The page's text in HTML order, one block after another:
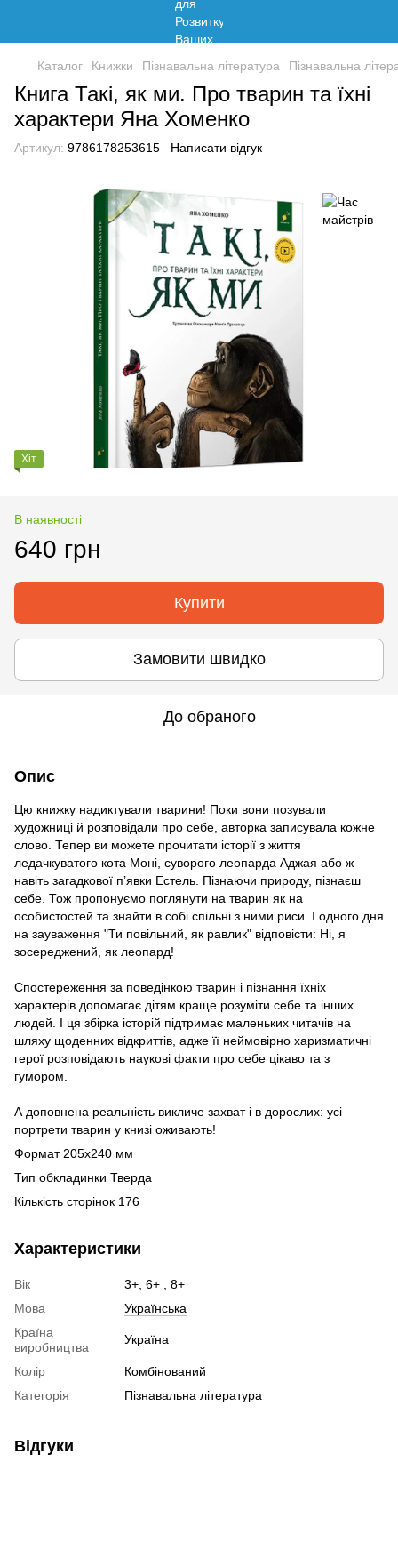
Каталог Книжки Пізнавальна література Пізнавальна
Книга Такі, як ми. Про тварин та їхні
характери Яна Хоменко
Артикул: 9786178253615 Написати відгук
Хіт
В наявності
640 грн
Купити
Замовити швидко
До обраного
Опис
Цю книжку надиктували тварини! Поки вони позували
художниці й розповідали про себе, авторка записувала кожне
слово. Тепер ви можете прочитати історії з життя
ледачкуватого кота Моні, суворого леопарда Аджая або ж
навіть загадкової п’явки Естель. Пізнаючи природу, пізнаєш
себе. Тож пропонуємо поглянути на тварин як на
особистостей та знайти в собі спільні з ними риси. І одного дня
на зауваження "Ти повільний, як равлик" відповісти: Ні, я
зосереджений, як леопард!
Спостереження за поведінкою тварин і пізнання їхніх
характерів допомагає дітям краще розуміти себе та інших
людей. І ця збірка історій підтримає маленьких читачів на
шляху щоденних відкриттів, адже її неймовірно харизматичні
герої розповідають наукові факти про себе цікаво та з
гумором.
А доповнена реальність викличе захват і в дорослих: усі
портрети тварин у книзі оживають!
Формат 205х240 мм
Тип обкладинки Тверда
Кількість сторінок 176
Характеристики
Вік
3+, 6+ , 8+
Мова
Українська
Країна
виробництва
Україна
Колір
Комбінований
Категорія
Пізнавальна література
Відгуки